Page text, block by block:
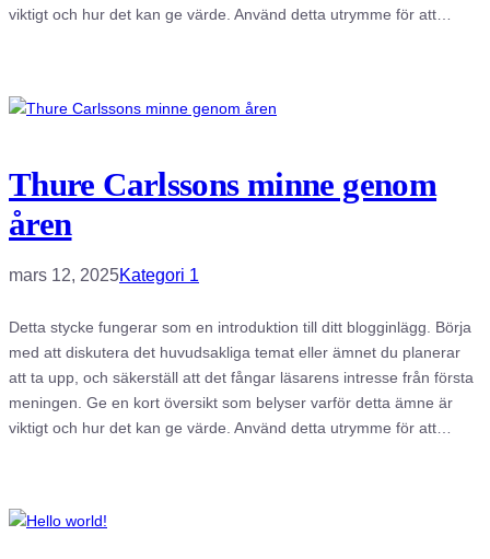
viktigt och hur det kan ge värde. Använd detta utrymme för att…
Thure Carlssons minne genom
åren
mars 12, 2025Kategori 1
Detta stycke fungerar som en introduktion till ditt blogginlägg. Börja
med att diskutera det huvudsakliga temat eller ämnet du planerar
att ta upp, och säkerställ att det fångar läsarens intresse från första
meningen. Ge en kort översikt som belyser varför detta ämne är
viktigt och hur det kan ge värde. Använd detta utrymme för att…